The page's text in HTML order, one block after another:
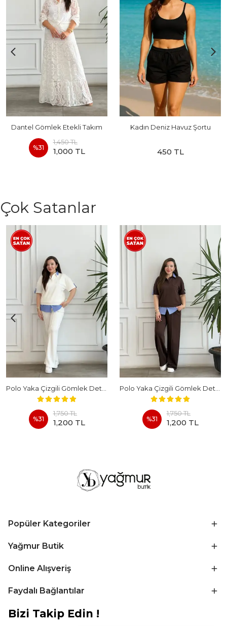
Dantel Gömlek Etekli Takım
%31
1,450 TL
1,000 TL
Kadın Deniz Havuz Şortu
450 TL
Çok Satanlar
%31
1,750 TL
1,200 TL %31
1,750 TL
1,200 TL
Popüler Kategoriler
Yağmur Butik
Online Alışveriş
Faydalı Bağlantılar
Bizi Takip Edin !